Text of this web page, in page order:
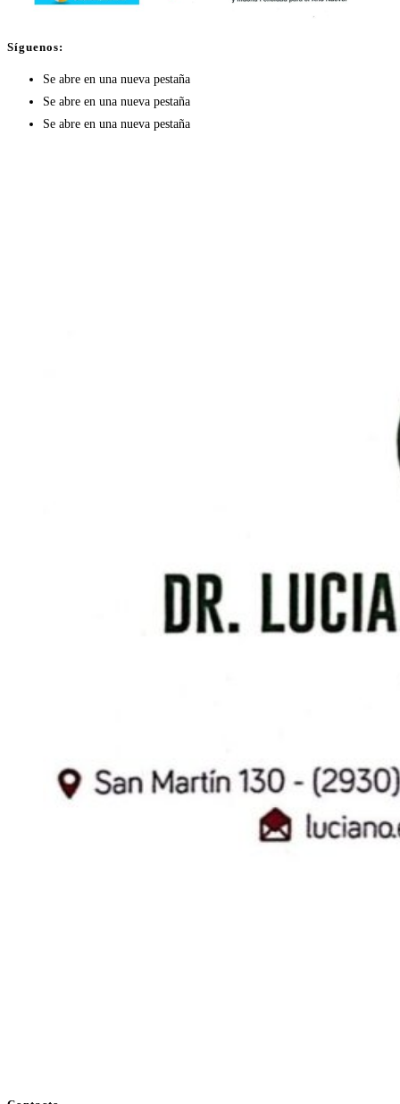
Síguenos:
Se abre en una nueva pestaña
Se abre en una nueva pestaña
Se abre en una nueva pestaña